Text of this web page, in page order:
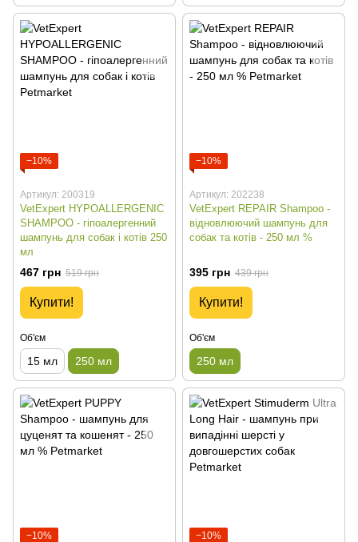
−10%
Артикул: 200319
VetExpert HYPOALLERGENIC
SHAMPOO - гіпоалергенний
шампунь для собак і котів 250
мл
467 грн 519 грн
Купити!
Об'єм
15 мл 250 мл
−10%
Артикул: 202238
VetExpert REPAIR Shampoo -
відновлюючий шампунь для
собак та котів - 250 мл %
395 грн 439 грн
Купити!
Об'єм
250 мл
−10% −10%